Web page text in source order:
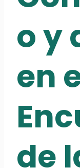
o y
en
de